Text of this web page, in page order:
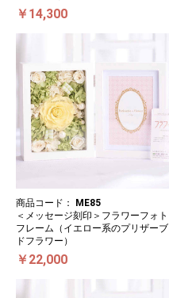
￥14,300
商品コード：
ME85
＜メッセージ刻印＞フラワーフォト
フレーム（イエロー系のプリザーブ
ドフラワー）
￥22,000